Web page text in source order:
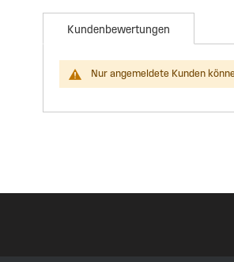
Kundenbewertungen
Nur angemeldete Kunden